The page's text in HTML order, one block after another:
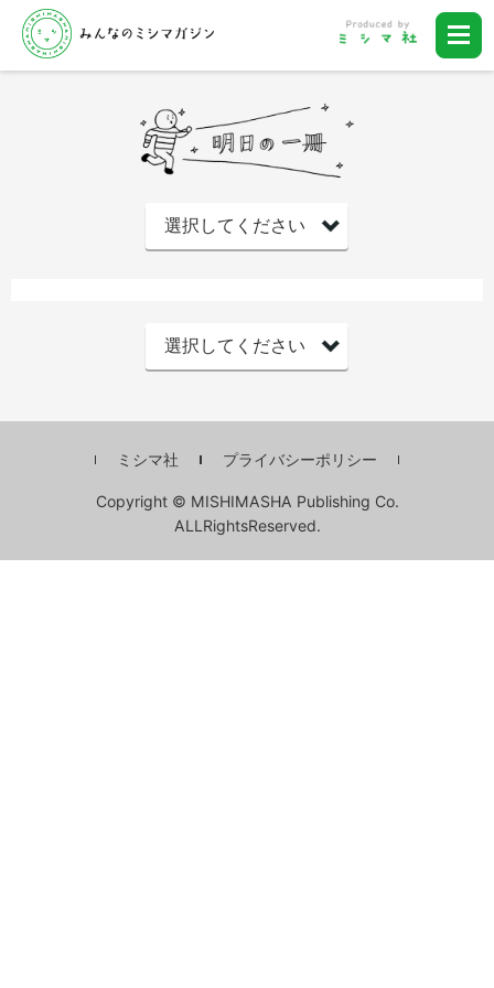
ミシマ社 プライバシーポリシー
Copyright © MISHIMASHA Publishing Co.
ALLRightsReserved.